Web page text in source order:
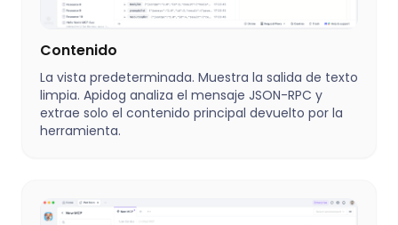
Contenido
La vista predeterminada. Muestra la salida de texto
limpia. Apidog analiza el mensaje JSON-RPC y
extrae solo el contenido principal devuelto por la
herramienta.